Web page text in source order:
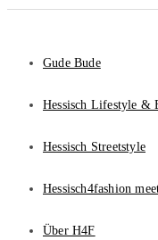
Gude Bude
Hessisch Lifestyle &
Hessisch Streetstyle
Hessisch4fashion
Über H4F